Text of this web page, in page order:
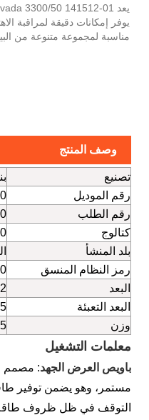
يوفر إمكانات دقيقة لمراقبة
مناسبة لمجموعة متنوعة من
وصف المنتج
تصنيع
رقم الموديل
رقم الطلب
كتالوج
بلد المنشأ
رمز النظام المنسق
البعد
12 سم
البعد التعبئة
15 سم *
وزن
معلمات التشغيل
باويص العرض الجهد
مستمر، وهو يضمن توفير
التوقف في ظل ظروف طاقة